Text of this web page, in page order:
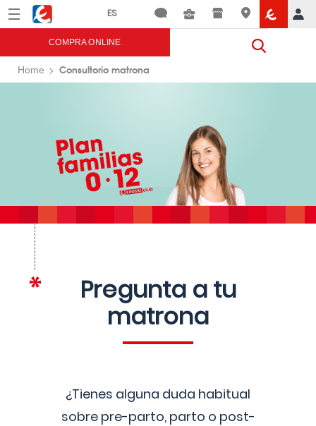
Menú Eroski
COMPRA ONLINE
Home Consultorio matrona
Pregunta a tu
matrona
¿Tienes alguna duda habitual
sobre pre-parto, parto o post-